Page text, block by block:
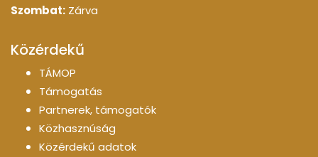
Szombat: Zárva
Közérdekű
TÁMOP
Támogatás
Partnerek, támogatók
Közhasznúság
Közérdekű adatok